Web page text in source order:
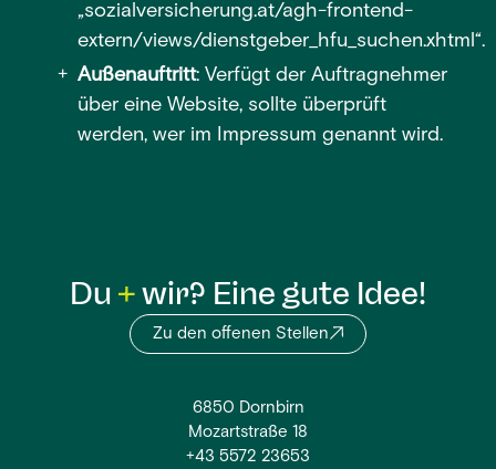
„sozialversicherung.at/agh-frontend-
extern/views/dienstgeber_hfu_suchen.xhtml“.
Außenauftritt: Verfügt der Auftragnehmer
über eine Website, sollte überprüft
werden, wer im Impressum genannt wird.
Du wir? Eine gute Idee!
Zu den offenen Stellen
6850 Dornbirn
Mozartstraße 18
+43 5572 23653